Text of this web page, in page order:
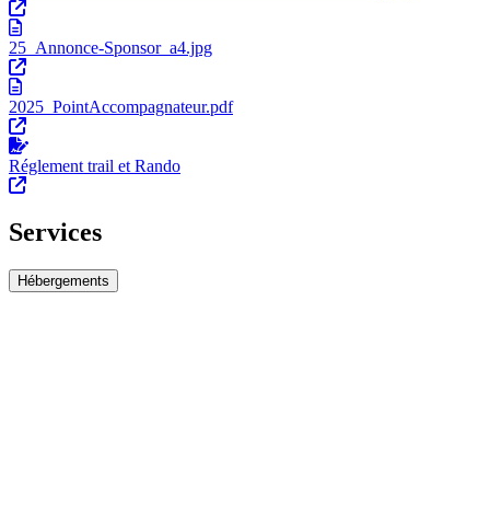
25_Annonce-Sponsor_a4.jpg
2025_PointAccompagnateur.pdf
Réglement trail et Rando
Services
Hébergements